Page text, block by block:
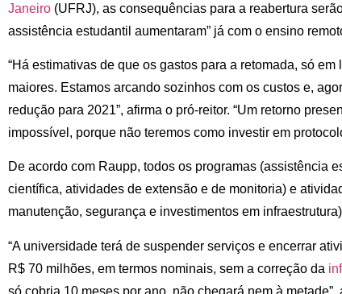
Janeiro (UFRJ), as consequências para a reabertura
assistência estudantil aumentaram” já com o ensino
“Há estimativas de que os gastos para a retomada, só
maiores. Estamos arcando sozinhos com os custos e,
redução para 2021”, afirma o pró-reitor. “Um retorno
impossível, porque não teremos como investir em
De acordo com Raupp, todos os programas (assistência
científica, atividades de extensão e de monitoria) e
manutenção, segurança e investimentos em
“A universidade terá de suspender serviços e encerrar
R$ 70 milhões, em termos nominais, sem a correção da
só cobria 10 meses por ano, não chegará nem à metade”,